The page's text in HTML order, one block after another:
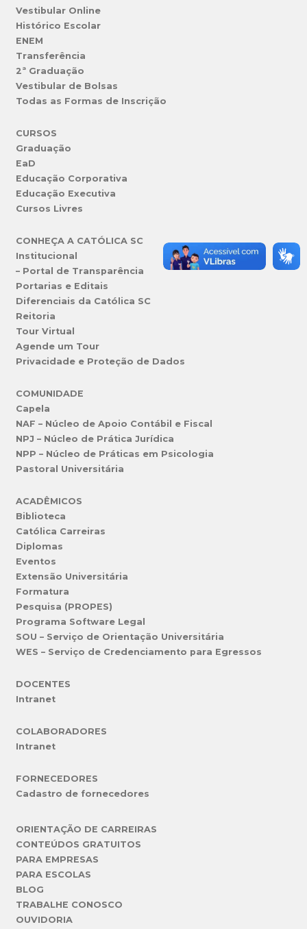
Vestibular Online
Histórico Escolar
ENEM
Transferência
2ª Graduação
Vestibular de Bolsas
Todas as Formas de Inscrição
CURSOS
Graduação
EaD
Educação Corporativa
Educação Executiva
Cursos Livres
CONHEÇA A CATÓLICA SC
Institucional
– Portal de Transparência
Portarias e Editais
Diferenciais da Católica SC
Reitoria
Tour Virtual
Agende um Tour
Privacidade e Proteção de Dados
COMUNIDADE
Capela
NAF – Núcleo de Apoio Contábil e Fiscal
NPJ – Núcleo de Prática Jurídica
NPP – Núcleo de Práticas em Psicologia
Pastoral Universitária
ACADÊMICOS
Biblioteca
Católica Carreiras
Diplomas
Eventos
Extensão Universitária
Formatura
Pesquisa (PROPES)
Programa Software Legal
SOU – Serviço de Orientação Universitária
WES – Serviço de Credenciamento para Egressos
DOCENTES
Intranet
COLABORADORES
Intranet
FORNECEDORES
Cadastro de fornecedores
ORIENTAÇÃO DE CARREIRAS
CONTEÚDOS GRATUITOS
PARA EMPRESAS
PARA ESCOLAS
BLOG
TRABALHE CONOSCO
OUVIDORIA